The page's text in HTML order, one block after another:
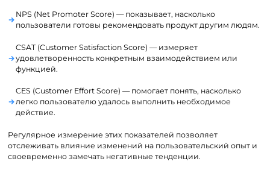
NPS (Net Promoter Score) — показывает, насколько
пользователи готовы рекомендовать продукт другим людям.
CSAT (Customer Satisfaction Score) — измеряет
удовлетворенность конкретным взаимодействием или
функцией.
CES (Customer Effort Score) — помогает понять, насколько
легко пользователю удалось выполнить необходимое
действие.
Регулярное измерение этих показателей позволяет
отслеживать влияние изменений на пользовательский опыт и
своевременно замечать негативные тенденции.